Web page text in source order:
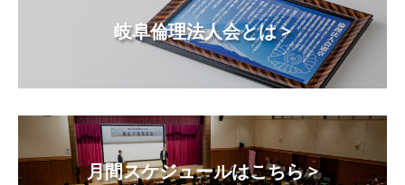
岐阜倫理法人会とは >
月間スケジュールはこちら >